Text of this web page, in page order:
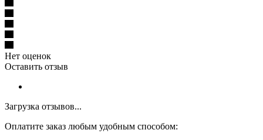
Нет оценок
Оставить отзыв
Загрузка отзывов...
Оплатите заказ любым удобным способом: